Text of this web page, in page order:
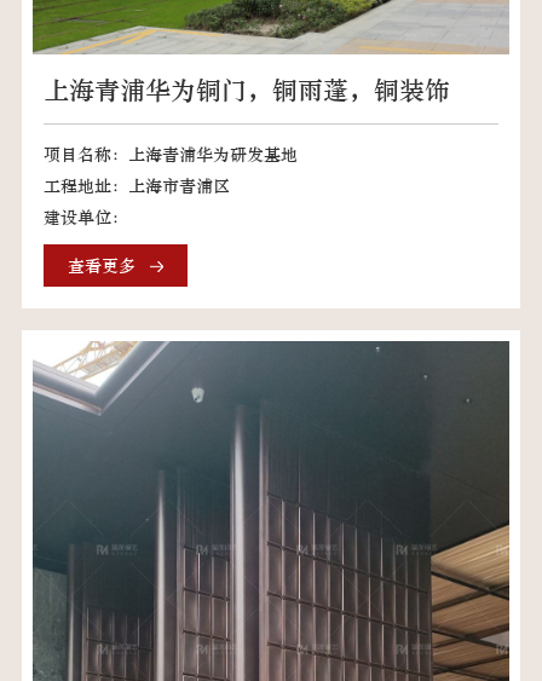
上海青浦华为铜门，铜雨蓬，铜装饰
项目名称：上海青浦华为研发基地
工程地址：上海市青浦区
建设单位：
查看更多